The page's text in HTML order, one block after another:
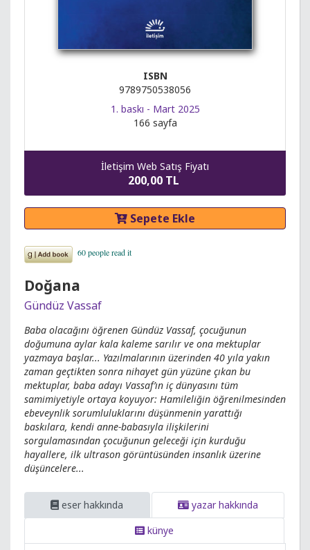
ISBN
9789750538056
1. baskı - Mart 2025
166 sayfa
İletişim Web Satış Fiyatı
200,00 TL
Sepete Ekle
Doğana
Gündüz Vassaf
Baba olacağını öğrenen Gündüz Vassaf, çocuğunun
doğumuna aylar kala kaleme sarılır ve ona mektuplar
yazmaya başlar... Yazılmalarının üzerinden 40 yıla yakın
zaman geçtikten sonra nihayet gün yüzüne çıkan bu
mektuplar, baba adayı Vassaf’ın iç dünyasını tüm
samimiyetiyle ortaya koyuyor: Hamileliğin öğrenilmesinden
ebeveynlik sorumluluklarını düşünmenin yarattığı
baskılara, kendi anne-babasıyla ilişkilerini
sorgulamasından çocuğunun geleceği için kurduğu
hayallere, ilk ultrason görüntüsünden insanlık üzerine
düşüncelere...
eser hakkında
yazar hakkında
künye